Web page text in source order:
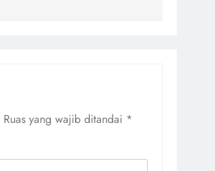
Ruas yang wajib ditandai *